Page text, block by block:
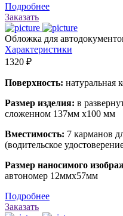
Подробнее
Заказать
Обложка для
Характеристики
1320 ₽
Поверхность: натуральная
Размер изделия: в
сложенном 137мм х100 мм
Вместимость: 7 карманов
(водительское
Размер наносимого
автономер 12ммх57мм
Подробнее
Заказать